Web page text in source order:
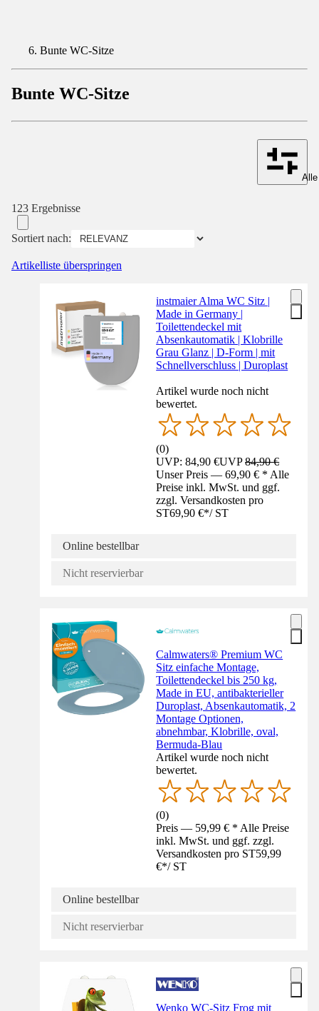
Bunte WC-Sitze
Bunte WC-Sitze
123 Ergebnisse
Sortiert nach:
Artikelliste überspringen
instmaier Alma WC Sitz |
Made in Germany |
Toilettendeckel mit
Absenkautomatik | Klobrille
Grau Glanz | D-Form | mit
Schnellverschluss | Duroplast
Artikel wurde noch nicht
bewertet.
(0)
UVP: 84,90 €UVP84,90 €
Unser Preis — 69,90 € * Alle
Preise inkl. MwSt. und ggf.
zzgl. Versandkosten pro
ST69,90 €*/ ST
Online bestellbar
Nicht reservierbar
Calmwaters® Premium WC
Sitz einfache Montage,
Toilettendeckel bis 250 kg,
Made in EU, antibakterieller
Duroplast, Absenkautomatik, 2
Montage Optionen,
abnehmbar, Klobrille, oval,
Bermuda-Blau
Artikel wurde noch nicht
bewertet.
(0)
Preis — 59,99 € * Alle Preise
inkl. MwSt. und ggf. zzgl.
Versandkosten pro ST59,99
€*/ ST
Online bestellbar
Nicht reservierbar
Wenko WC-Sitz Frog mit